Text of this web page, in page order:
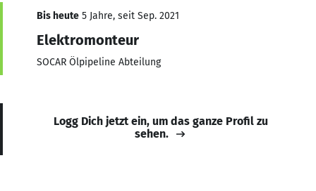
Bis heute 5 Jahre, seit Sep. 2021
Elektromonteur
SOCAR Ölpipeline Abteilung
Logg Dich jetzt ein, um das ganze Profil zu
sehen.